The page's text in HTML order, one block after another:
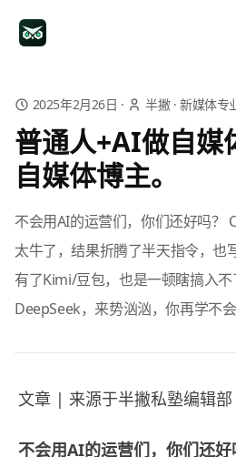
2025年2月26日 · 半撇·新媒体专
普通人+AI做自媒
自媒体博主。
不会用AI的运营们，你们还好吗？
太牛了，结果折腾了半天指令，也
有了Kimi/豆包，也是一顿瞎搞入
DeepSeek，来势汹汹，你再学不
文章 | 来源于半撇私塾编辑部
不会用AI的运营们，你们还好